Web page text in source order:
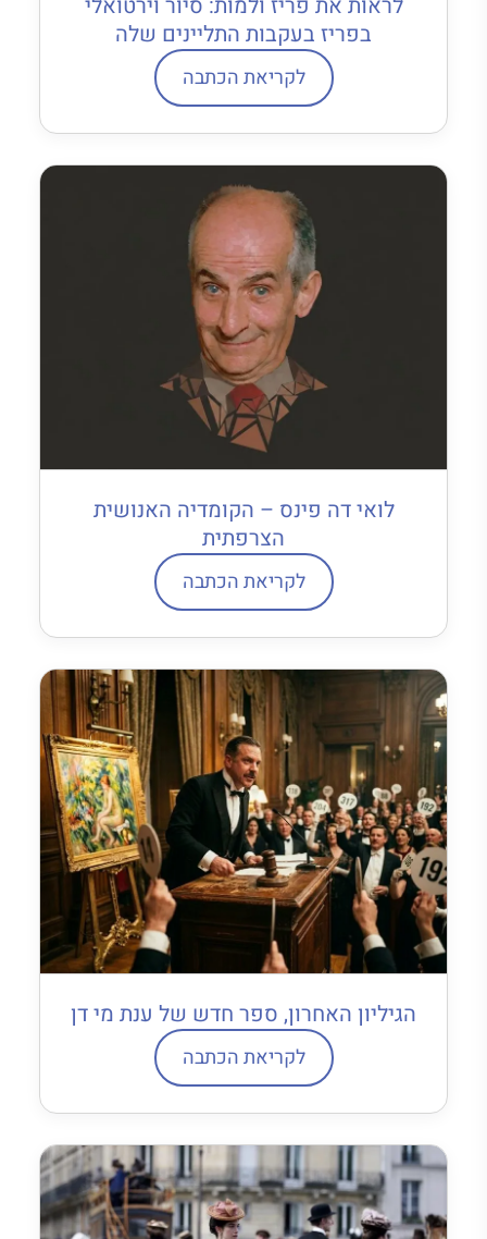
בפריז בעקבות התליינים שלה
לקריאת הכתבה
לואי דה פינס – הקומדיה האנושית
הצרפתית
לקריאת הכתבה
הגיליון האחרון, ספר חדש של ענת מי דן
לקריאת הכתבה